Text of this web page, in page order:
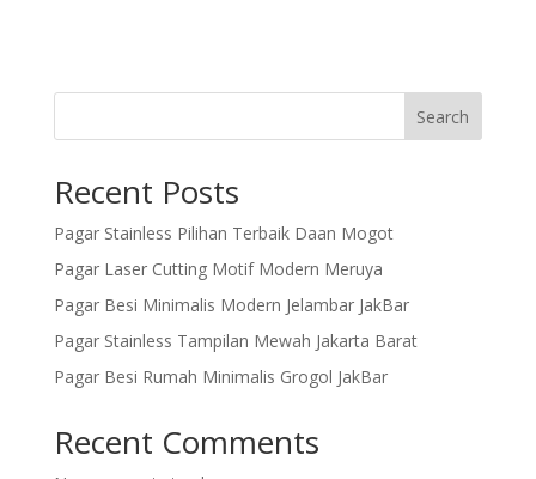
Search
Recent Posts
Pagar Stainless Pilihan Terbaik Daan Mogot
Pagar Laser Cutting Motif Modern Meruya
Pagar Besi Minimalis Modern Jelambar JakBar
Pagar Stainless Tampilan Mewah Jakarta Barat
Pagar Besi Rumah Minimalis Grogol JakBar
Recent Comments